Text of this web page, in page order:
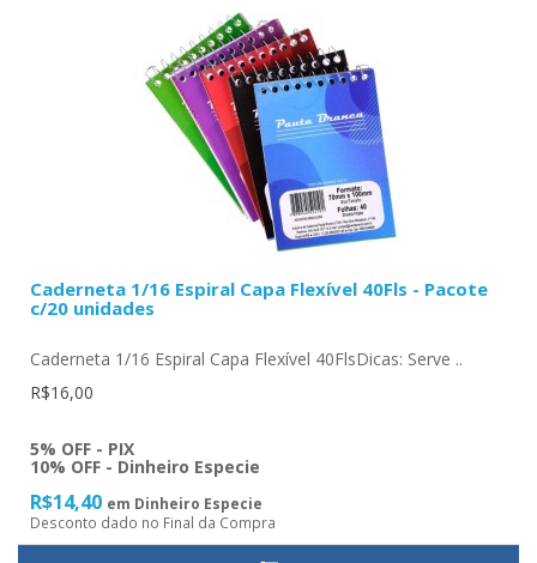
Caderneta 1/16 Espiral Capa Flexível 40Fls - Pacote
c/20 unidades
Caderneta 1/16 Espiral Capa Flexível 40FlsDicas: Serve ..
R$16,00
5% OFF - PIX
10% OFF - Dinheiro Especie
R$14,40 em Dinheiro Especie
Desconto dado no Final da Compra